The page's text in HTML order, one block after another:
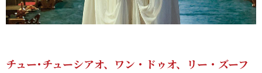
チュー･チューシアオ、ワン・ドゥオ、リー・ズーフ